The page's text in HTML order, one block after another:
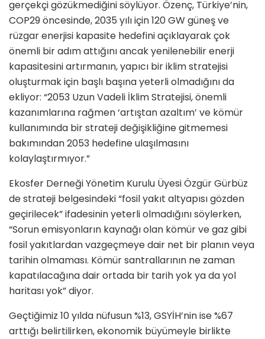
gerçekçi gözükmediğini söylüyor. Özenç, Türkiye’nin,
COP29 öncesinde, 2035 yılı için 120 GW güneş ve
rüzgar enerjisi kapasite hedefini açıklayarak çok
önemli bir adım attığını ancak yenilenebilir enerji
kapasitesini artırmanın, yapıcı bir iklim stratejisi
oluşturmak için başlı başına yeterli olmadığını da
ekliyor: “2053 Uzun Vadeli İklim Stratejisi, önemli
kazanımlarına rağmen ‘artıştan azaltım’ ve kömür
kullanımında bir strateji değişikliğine gitmemesi
bakımından 2053 hedefine ulaşılmasını
kolaylaştırmıyor.”
Ekosfer Derneği Yönetim Kurulu Üyesi Özgür Gürbüz
de strateji belgesindeki “fosil yakıt altyapısı gözden
geçirilecek” ifadesinin yeterli olmadığını söylerken,
“Sorun emisyonların kaynağı olan kömür ve gaz gibi
fosil yakıtlardan vazgeçmeye dair net bir planın veya
tarihin olmaması. Kömür santrallarının ne zaman
kapatılacağına dair ortada bir tarih yok ya da yol
haritası yok” diyor.
Geçtiğimiz 10 yılda nüfusun %13, GSYİH’nin ise %67
arttığı belirtilirken, ekonomik büyümeyle birlikte